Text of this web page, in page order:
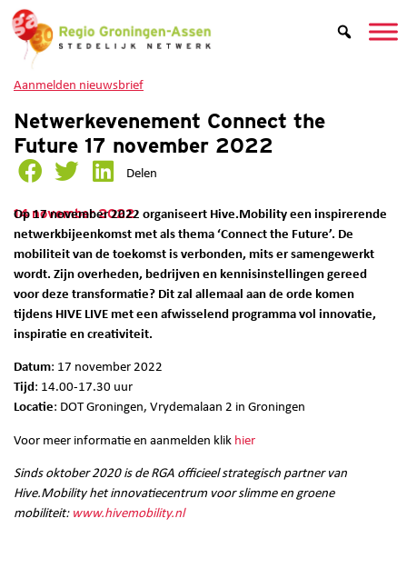
Aanmelden nieuwsbrief
Netwerkevenement Connect the
Future 17 november 2022
Delen
14 november 2022
Op 17 november 2022 organiseert Hive.Mobility een inspirerende
netwerkbijeenkomst met als thema ‘Connect the Future’. De
mobiliteit van de toekomst is verbonden, mits er samengewerkt
wordt. Zijn overheden, bedrijven en kennisinstellingen gereed
voor deze transformatie? Dit zal allemaal aan de orde komen
tijdens HIVE LIVE met een afwisselend programma vol innovatie,
inspiratie en creativiteit.
Datum: 17 november 2022
Tijd: 14.00-17.30 uur
Locatie: DOT Groningen, Vrydemalaan 2 in Groningen
Voor meer informatie en aanmelden klik hier
Sinds oktober 2020 is de RGA officieel strategisch partner van
Hive.Mobility het innovatiecentrum voor slimme en groene
mobiliteit: www.hivemobility.nl